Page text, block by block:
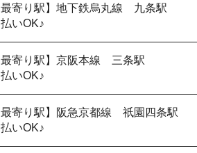
最寄り駅】地下鉄烏丸線 九条駅
いOK♪
最寄り駅】京阪本線 三条駅
いOK♪
最寄り駅】阪急京都線 祇園四条駅
いOK♪